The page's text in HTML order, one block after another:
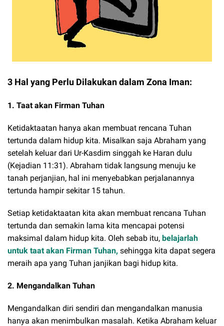
3 Hal yang Perlu Dilakukan dalam Zona Iman:
1. Taat akan Firman Tuhan
Ketidaktaatan hanya akan membuat rencana Tuhan
tertunda dalam hidup kita. Misalkan saja Abraham yang
setelah keluar dari Ur-Kasdim singgah ke Haran dulu
(Kejadian 11:31). Abraham tidak langsung menuju ke
tanah perjanjian, hal ini menyebabkan perjalanannya
tertunda hampir sekitar 15 tahun.
Setiap ketidaktaatan kita akan membuat rencana Tuhan
tertunda dan semakin lama kita mencapai potensi
maksimal dalam hidup kita. Oleh sebab itu, belajarlah
untuk taat akan Firman Tuhan, sehingga kita dapat segera
meraih apa yang Tuhan janjikan bagi hidup kita.
2. Mengandalkan Tuhan
Mengandalkan diri sendiri dan mengandalkan manusia
hanya akan menimbulkan masalah. Ketika Abraham keluar